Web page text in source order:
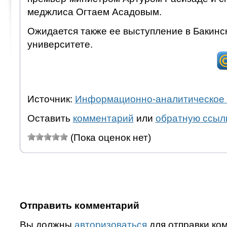
меджлиса Огтаем Асадовым.
Ожидается также ее выступление в
университете.
Источник: Информационно-аналитическое
Оставить комментарий или обратную
(Пока оценок нет)
Отправить комментарий
Вы должны авторизоваться для отправки